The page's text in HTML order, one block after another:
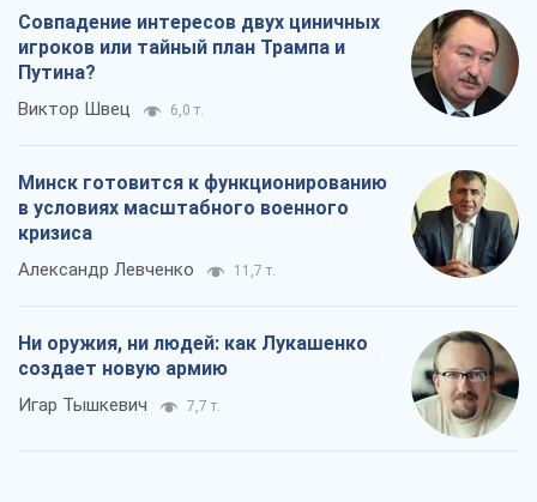
Совпадение интересов двух циничных
игроков или тайный план Трампа и
Путина?
Виктор Швец 6,0 т.
Минск готовится к функционированию
в условиях масштабного военного
кризиса
Александр Левченко 11,7 т.
Ни оружия, ни людей: как Лукашенко
создает новую армию
Игар Тышкевич 7,7 т.